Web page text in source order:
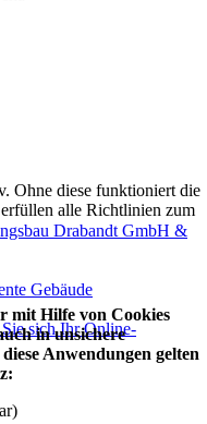
Drabandt GmbH &
Gebäude
sich Ihr Online-
Ohne diese funktioniert die
alle Richtlinien zum
mit Hilfe von Cookies
in unsichere
Anwendungen gelten